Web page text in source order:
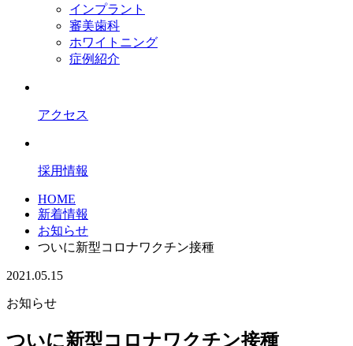
インプラント
審美歯科
ホワイトニング
症例紹介
アクセス
採用情報
HOME
新着情報
お知らせ
ついに新型コロナワクチン接種
2021.05.15
お知らせ
ついに新型コロナワクチン接種